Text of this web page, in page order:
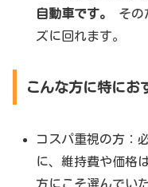
自動車です。
その
ズに回れます。
こんな方に特にお
コスパ重視の方：
に、維持費や価格
方にこそ選んでい